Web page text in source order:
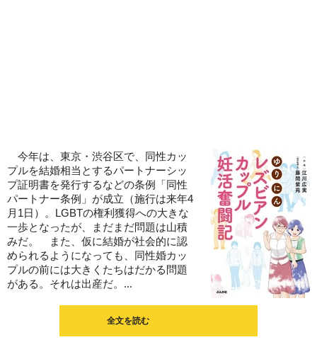
今年は、東京・渋谷区で、同性カッ
プルを結婚相当とするパートナーシッ
プ証明書を発行するなどの条例「同性
パートナー条例」が成立（施行は来年4
月1日）。LGBTの権利獲得への大きな
一歩となったが、まだまだ問題は山積
みだ。 また、仮に結婚が社会的に認
められるようになっても、同性婚カッ
プルの前には大きくたちはだかる問題
がある。それは出産だ。...
全文を読む